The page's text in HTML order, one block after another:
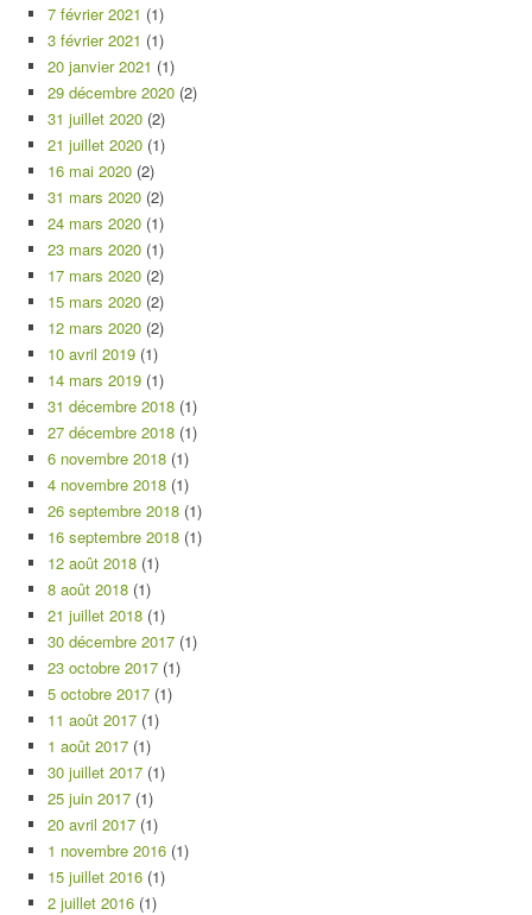
7 février 2021 (1)
3 février 2021 (1)
20 janvier 2021 (1)
29 décembre 2020 (2)
31 juillet 2020 (2)
21 juillet 2020 (1)
16 mai 2020 (2)
31 mars 2020 (2)
24 mars 2020 (1)
23 mars 2020 (1)
17 mars 2020 (2)
15 mars 2020 (2)
12 mars 2020 (2)
10 avril 2019 (1)
14 mars 2019 (1)
31 décembre 2018 (1)
27 décembre 2018 (1)
6 novembre 2018 (1)
4 novembre 2018 (1)
26 septembre 2018 (1)
16 septembre 2018 (1)
12 août 2018 (1)
8 août 2018 (1)
21 juillet 2018 (1)
30 décembre 2017 (1)
23 octobre 2017 (1)
5 octobre 2017 (1)
11 août 2017 (1)
1 août 2017 (1)
30 juillet 2017 (1)
25 juin 2017 (1)
20 avril 2017 (1)
1 novembre 2016 (1)
15 juillet 2016 (1)
2 juillet 2016 (1)